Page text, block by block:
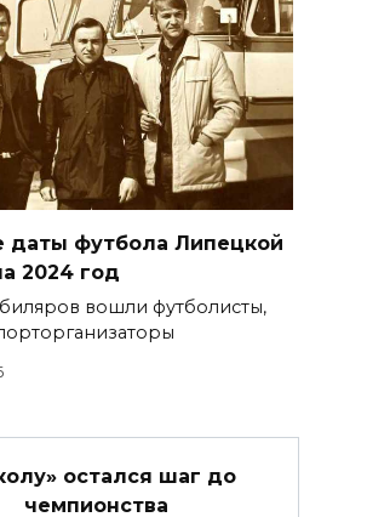
даты футбола Липецкой
2024 год
вошли футболисты,
остался шаг до
чемпионства